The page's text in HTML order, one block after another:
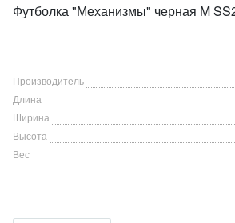
Футболка "Механизмы" черная M
Производитель
Длина
Ширина
Высота
Вес